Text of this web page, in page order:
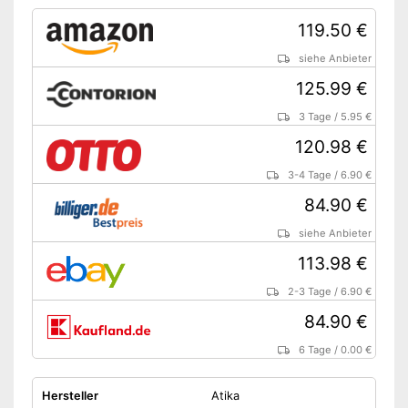
119.50 €
siehe Anbieter
125.99 €
3 Tage / 5.95 €
120.98 €
3-4 Tage /6.90 €
84.90 €
siehe Anbieter
113.98 €
2-3 Tage /6.90 €
84.90 €
6 Tage /0.00 €
Hersteller
Atika